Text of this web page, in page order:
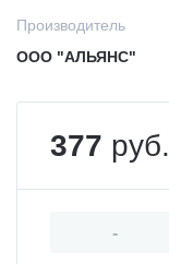
Производитель
ООО "АЛЬЯНС"
377 руб.
-